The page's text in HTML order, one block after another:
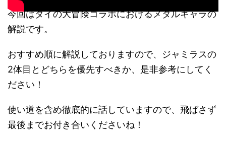
今回はダイの大冒険コラボにおけるメダルキャラの
解説です。
おすすめ順に解説しておりますので、ジャミラスの
2体目とどちらを優先すべきか、是非参考にしてく
ださい！
使い道を含め徹底的に話していますので、飛ばさず
最後までお付き合いくださいね！